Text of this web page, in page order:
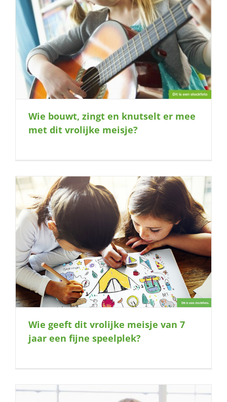
Wie bouwt, zingt en knutselt er mee
met dit vrolijke meisje?
Wie geeft dit vrolijke meisje van 7
jaar een fijne speelplek?